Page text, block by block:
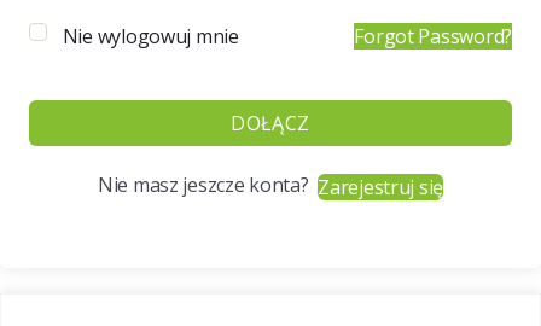
Nie wylogowuj mnie Forgot Password?
DOŁĄCZ
Nie masz jeszcze konta?Zarejestruj się